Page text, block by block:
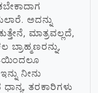
ಅದನ್ನು
ಮಾತ್ರವಲ್ಲದೆ,
ಬ್ರಾಹ್ಮಣರನ್ನು,
ನೀನು
ತರಕಾರಿಗಳು